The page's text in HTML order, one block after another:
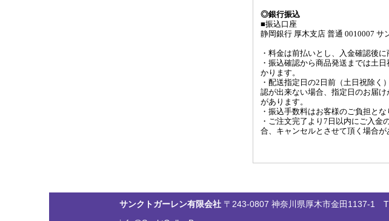
◎銀行振込
■振込口座
静岡銀行 厚木支店 普通 0010007 サ
・料金は前払いとし、入金確認後に
・振込確認から商品発送までは土
かります。
・配送指定日の2日前（土日祝除く
認が出来ない場合、指定日のお届
があります。
・振込手数料はお客様のご負担とな
・ご注文完了より7日以内にご入金
合、キャンセルとさせて頂く場合が
サンクトガーレン有限会社〒243-0807 神奈川県厚木市金田1137-1